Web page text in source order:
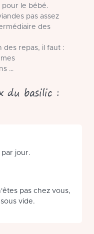
pour le bébé.
pas assez
des
des repas, il faut :
…
du basilic :
jour.
pas chez vous,
vide.